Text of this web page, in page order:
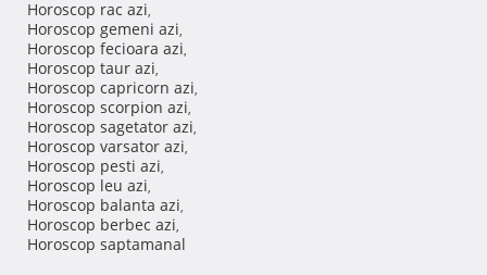
Horoscop rac azi,
Horoscop gemeni azi,
Horoscop fecioara azi,
Horoscop taur azi,
Horoscop capricorn azi,
Horoscop scorpion azi,
Horoscop sagetator azi,
Horoscop varsator azi,
Horoscop pesti azi,
Horoscop leu azi,
Horoscop balanta azi,
Horoscop berbec azi,
Horoscop saptamanal